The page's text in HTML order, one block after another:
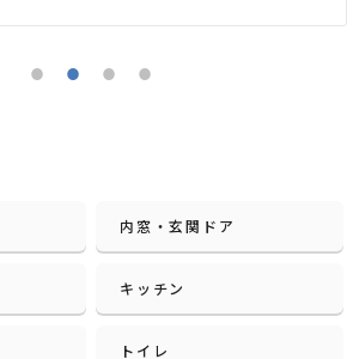
内窓・玄関ドア
キッチン
トイレ